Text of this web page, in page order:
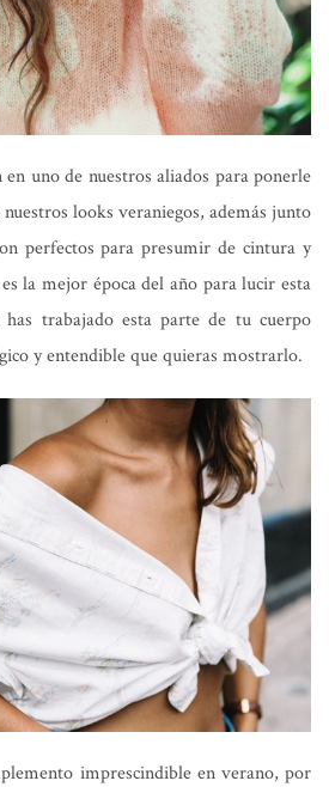
uno de nuestros aliados para ponerle
looks veraniegos, además junto
perfectos para presumir de cintura y
la mejor época del año para lucir esta
trabajado esta parte de tu cuerpo
y entendible que quieras mostrarlo.
imprescindible en verano, por